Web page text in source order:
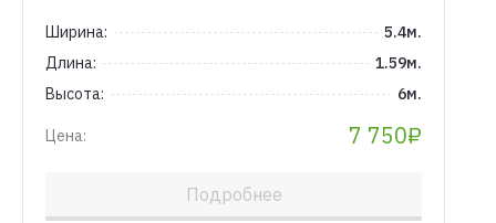
Ширина:
5.4м.
Длина:
1.59м.
Высота:
6м.
Цена: 7 750₽
Подробнее